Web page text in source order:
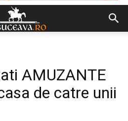
AMUZANTE
de catre unii